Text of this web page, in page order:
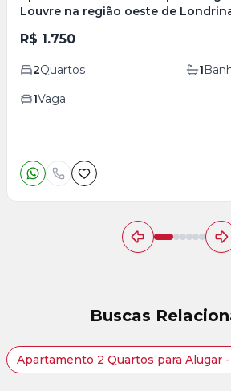
Louvre na região oeste de
R$ 1.750
2Quartos 1
1Vaga
Buscas
Apartamento 2 Quartos para Alugar